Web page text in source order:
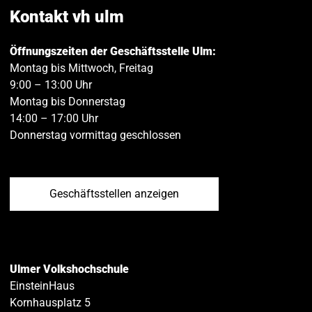
Kontakt vh ulm
Öffnungszeiten der Geschäftsstelle Ulm:
Montag bis Mittwoch, Freitag
9:00 – 13:00 Uhr
Montag bis Donnerstag
14:00 – 17:00 Uhr
Donnerstag vormittag geschlossen
Geschäftsstellen anzeigen
Ulmer Volkshochschule
EinsteinHaus
Kornhausplatz 5